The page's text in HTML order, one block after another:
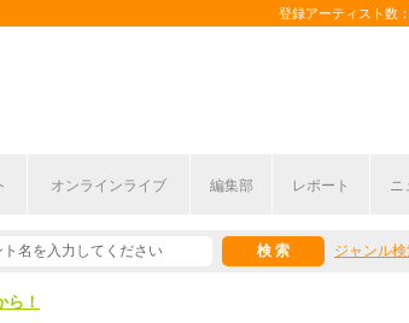
登録アーティスト数
オンラインライブ 編集部 レポート ニ
ジャンル
編発表！
ら！